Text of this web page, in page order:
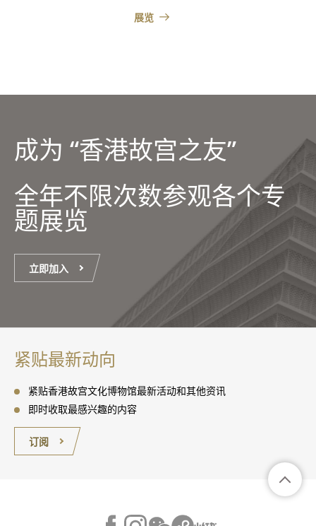
展览
成为 “香港故宫之友”
全年不限次数参观各个专
题展览
立即加入
紧贴最新动向
紧贴香港故宫文化博物馆最新活动和其他资讯
即时收取最感兴趣的内容
订阅